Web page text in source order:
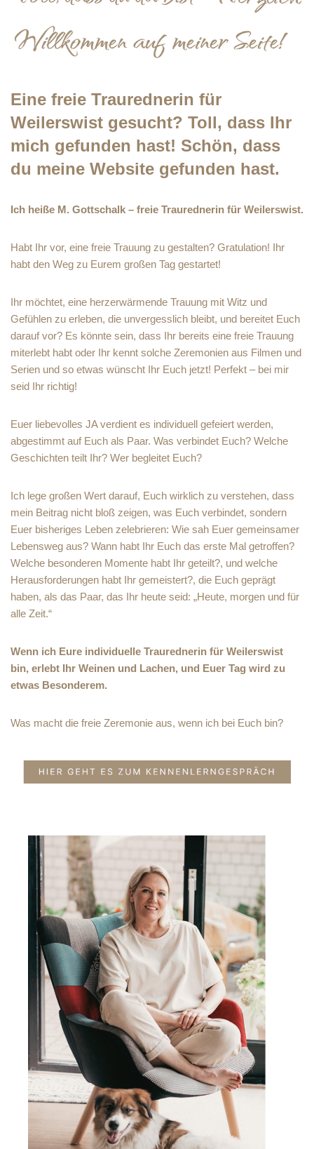
Eine freie Traurednerin für
Weilerswist gesucht? Toll, dass Ihr
mich gefunden hast! Schön, dass
du meine Website gefunden hast.
Ich heiße M. Gottschalk – freie Traurednerin für Weilerswist.
Habt Ihr vor, eine freie Trauung zu gestalten? Gratulation! Ihr
habt den Weg zu Eurem großen Tag gestartet!
Ihr möchtet, eine herzerwärmende Trauung mit Witz und
Gefühlen zu erleben, die unvergesslich bleibt, und bereitet Euch
darauf vor? Es könnte sein, dass Ihr bereits eine freie Trauung
miterlebt habt oder Ihr kennt solche Zeremonien aus Filmen und
Serien und so etwas wünscht Ihr Euch jetzt! Perfekt – bei mir
seid Ihr richtig!
Euer liebevolles JA verdient es individuell gefeiert werden,
abgestimmt auf Euch als Paar. Was verbindet Euch? Welche
Geschichten teilt Ihr? Wer begleitet Euch?
Ich lege großen Wert darauf, Euch wirklich zu verstehen, dass
mein Beitrag nicht bloß zeigen, was Euch verbindet, sondern
Euer bisheriges Leben zelebrieren: Wie sah Euer gemeinsamer
Lebensweg aus? Wann habt Ihr Euch das erste Mal getroffen?
Welche besonderen Momente habt Ihr geteilt?, und welche
Herausforderungen habt Ihr gemeistert?, die Euch geprägt
haben, als das Paar, das Ihr heute seid: „Heute, morgen und für
alle Zeit.“
Wenn ich Eure individuelle Traurednerin für Weilerswist
bin, erlebt Ihr Weinen und Lachen, und Euer Tag wird zu
etwas Besonderem.
Was macht die freie Zeremonie aus, wenn ich bei Euch bin?